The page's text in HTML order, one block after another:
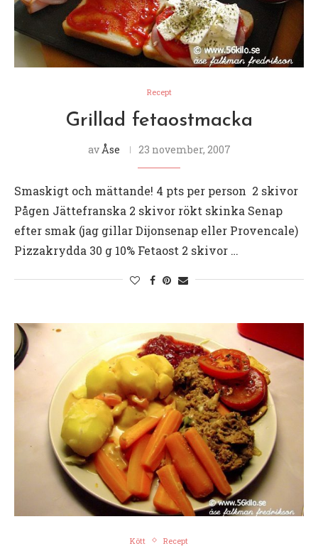
Recept
Grillad fetaostmacka
av Åse 23 november, 2007
Smaskigt och mättande! 4 pts per person 2 skivor
Pågen Jättefranska 2 skivor rökt skinka Senap
efter smak (jag gillar Dijonsenap eller Provencale)
Pizzakrydda 30 g 10% Fetaost 2 skivor …
Kött Recept